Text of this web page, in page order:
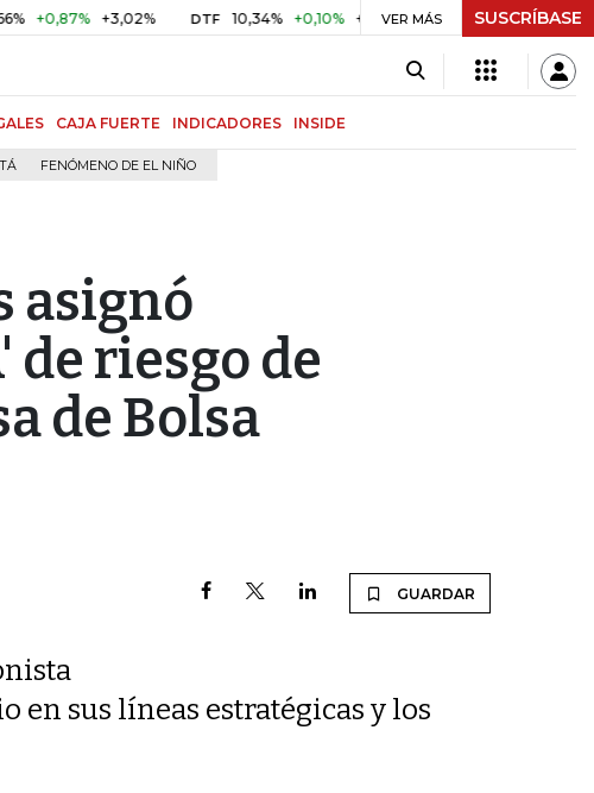
+3,02% DTF 10,34% +0,10% +0,98% UVR $ 416,81 +$ 0,05
VER MÁS SUSCRÍBASE
CAJA FUERTE INDICADORES INSIDE
FENÓMENO DE EL NIÑO
asignó
riesgo de
de Bolsa
GUARDAR
en sus líneas estratégicas y los